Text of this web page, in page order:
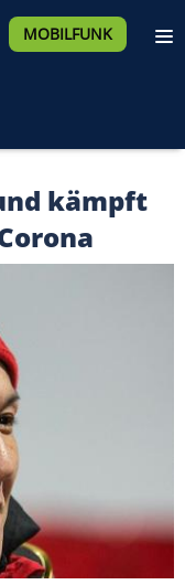
MOBILFUNK
kämpft